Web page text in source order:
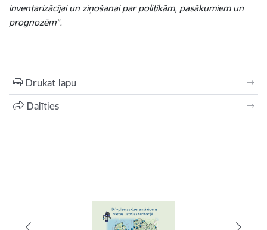
inventarizācijai un ziņošanai par politikām, pasākumiem un
prognozēm”.
Drukāt lapu
Dalīties